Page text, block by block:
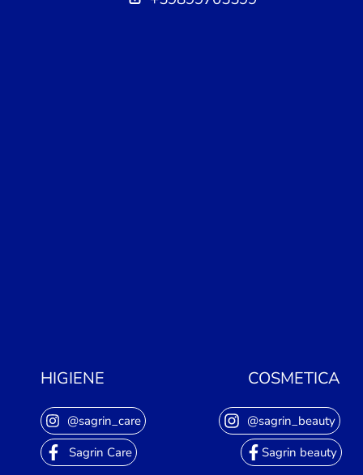
COSMETICA
@sagrin_beauty
Sagrin beauty
HIGIENE
@sagrin_care
Sagrin Care